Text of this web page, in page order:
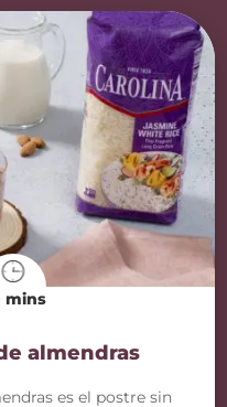
mins
almendras
es el postre sin